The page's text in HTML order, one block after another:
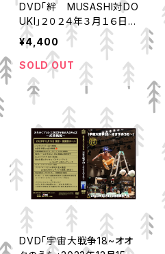
DVD「絆 MUSASHI対DO
UKI」２０２４年３月１６日矢
巾町大会
¥4,400
SOLD OUT
DVD「宇宙大戦争18~オオ